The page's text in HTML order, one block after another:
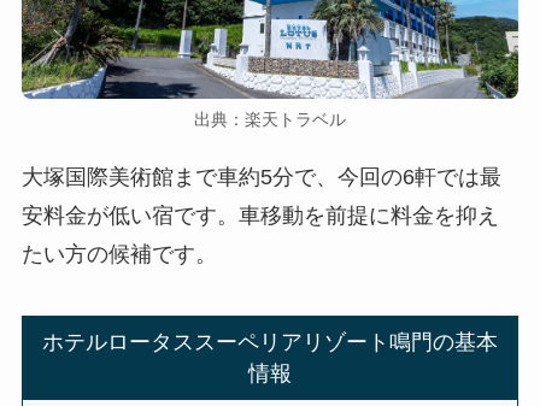
出典：楽天トラベル
大塚国際美術館まで車約5分で、今回の6軒では最
安料金が低い宿です。車移動を前提に料金を抑え
たい方の候補です。
ホテルロータススーペリアリゾート鳴門の基本
情報